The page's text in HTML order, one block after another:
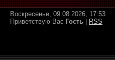
Воскресенье, 09.08.2026, 17:53
Приветствую Вас Гость RSS